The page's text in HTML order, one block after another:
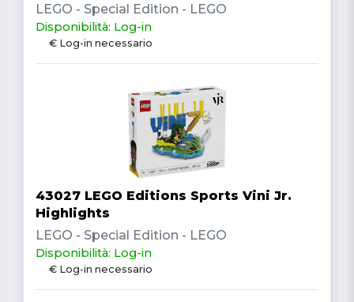
LEGO - Special Edition - LEGO
Disponibilità: Log-in
€ Log-in necessario
43027 LEGO Editions Sports Vini Jr.
Highlights
LEGO - Special Edition - LEGO
Disponibilità: Log-in
€ Log-in necessario